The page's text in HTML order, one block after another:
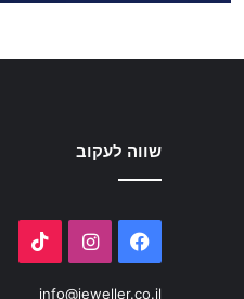
שווה לעקוב
Facebook
Instagram
info@jeweller.co.il